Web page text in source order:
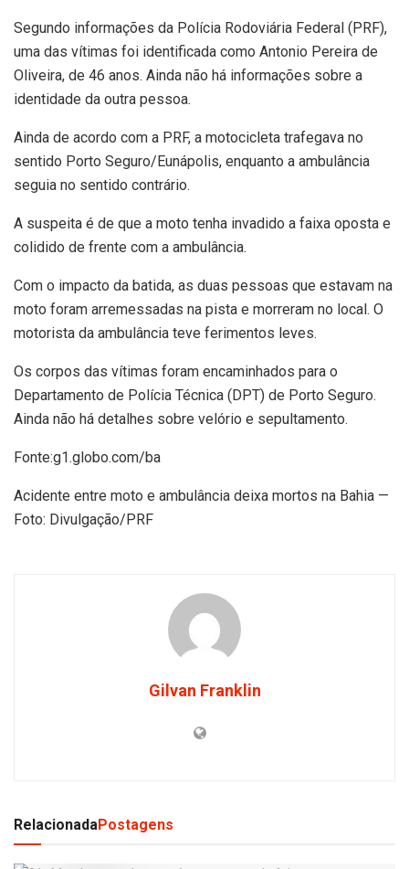
Segundo informações da Polícia Rodoviária Federal (PRF),
uma das vítimas foi identificada como Antonio Pereira de
Oliveira, de 46 anos. Ainda não há informações sobre a
identidade da outra pessoa.
Ainda de acordo com a PRF, a motocicleta trafegava no
sentido Porto Seguro/Eunápolis, enquanto a ambulância
seguia no sentido contrário.
A suspeita é de que a moto tenha invadido a faixa oposta e
colidido de frente com a ambulância.
Com o impacto da batida, as duas pessoas que estavam na
moto foram arremessadas na pista e morreram no local. O
motorista da ambulância teve ferimentos leves.
Os corpos das vítimas foram encaminhados para o
Departamento de Polícia Técnica (DPT) de Porto Seguro.
Ainda não há detalhes sobre velório e sepultamento.
Fonte:g1.globo.com/ba
Acidente entre moto e ambulância deixa mortos na Bahia —
Foto: Divulgação/PRF
Gilvan Franklin
RelacionadaPostagens